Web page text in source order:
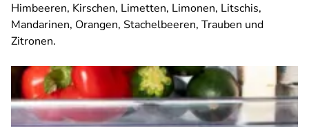
Himbeeren, Kirschen, Limetten, Limonen, Litschis,
Mandarinen, Orangen, Stachelbeeren, Trauben und
Zitronen.